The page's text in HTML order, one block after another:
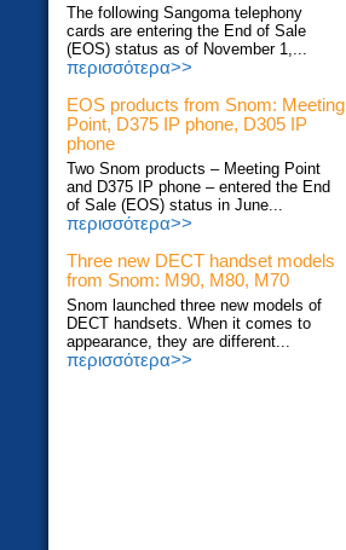
The following Sangoma telephony
cards are entering the End of Sale
(EOS) status as of November 1,...
περισσότερα>>
EOS products from Snom: Meeting
Point, D375 IP phone, D305 IP
phone
Two Snom products – Meeting Point
and D375 IP phone – entered the End
of Sale (EOS) status in June...
περισσότερα>>
Three new DECT handset models
from Snom: M90, M80, M70
Snom launched three new models of
DECT handsets. When it comes to
appearance, they are different...
περισσότερα>>